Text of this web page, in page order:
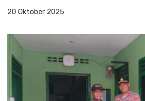
20 Oktober 2025